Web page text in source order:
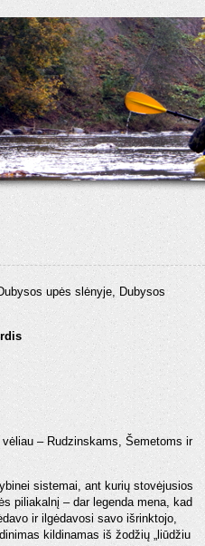
upės slėnyje, Dubysos
– Rudzinskams, Šemetoms ir
sistemai, ant kurių stovėjusios
piliakalnį – dar legenda mena, kad
ir ilgėdavosi savo išrinktojo,
kildinamas iš žodžių „liūdžiu